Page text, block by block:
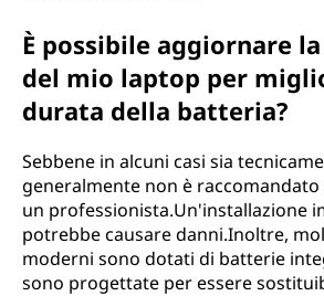
È possibile aggiornare
del mio laptop per
durata della batteria?
Sebbene in alcuni casi sia
generalmente non è
un professionista.Un'installazione
potrebbe causare danni.Inoltre,
moderni sono dotati di batterie
sono progettate per essere